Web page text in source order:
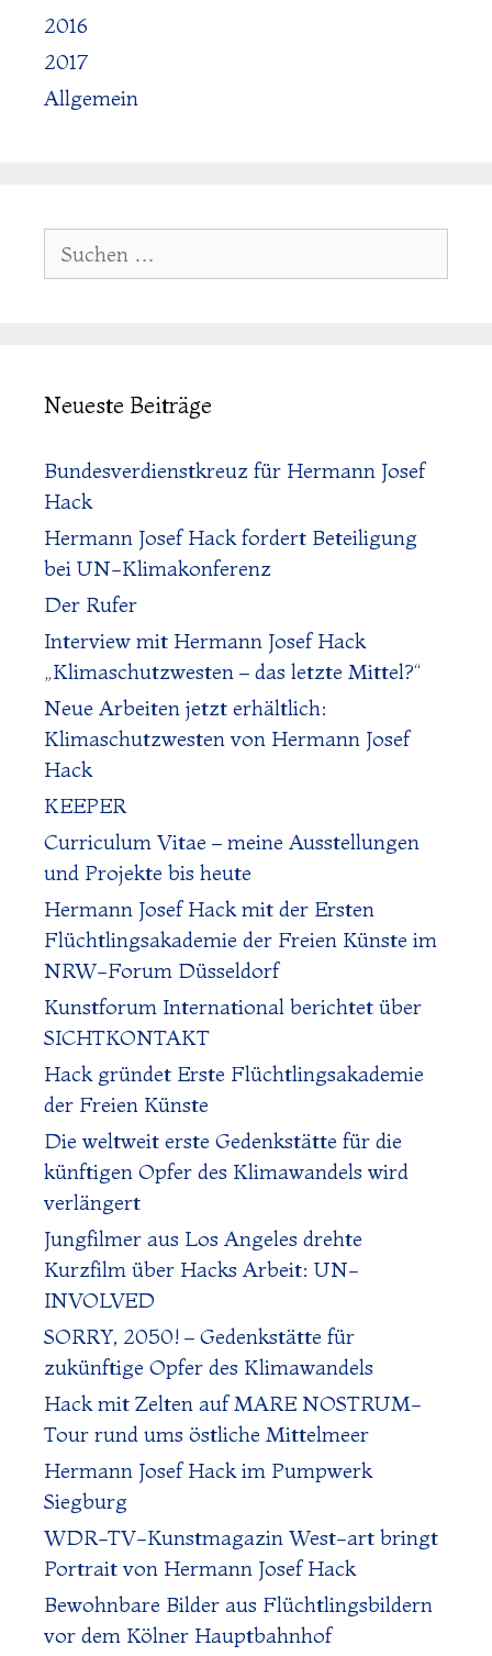
2016
2017
Allgemein
Suchen:
Neueste Beiträge
Bundesverdienstkreuz für Hermann Josef
Hack
Hermann Josef Hack fordert Beteiligung
bei UN-Klimakonferenz
Der Rufer
Interview mit Hermann Josef Hack
„Klimaschutzwesten – das letzte Mittel?“
Neue Arbeiten jetzt erhältlich:
Klimaschutzwesten von Hermann Josef
Hack
KEEPER
Curriculum Vitae – meine Ausstellungen
und Projekte bis heute
Hermann Josef Hack mit der Ersten
Flüchtlingsakademie der Freien Künste im
NRW-Forum Düsseldorf
Kunstforum International berichtet über
SICHTKONTAKT
Hack gründet Erste Flüchtlingsakademie
der Freien Künste
Die weltweit erste Gedenkstätte für die
künftigen Opfer des Klimawandels wird
verlängert
Jungfilmer aus Los Angeles drehte
Kurzfilm über Hacks Arbeit: UN-
INVOLVED
SORRY, 2050! – Gedenkstätte für
zukünftige Opfer des Klimawandels
Hack mit Zelten auf MARE NOSTRUM-
Tour rund ums östliche Mittelmeer
Hermann Josef Hack im Pumpwerk
Siegburg
WDR-TV-Kunstmagazin West-art bringt
Portrait von Hermann Josef Hack
Bewohnbare Bilder aus Flüchtlingsbildern
vor dem Kölner Hauptbahnhof